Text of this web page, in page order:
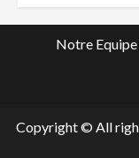
Notre
Copyright © All